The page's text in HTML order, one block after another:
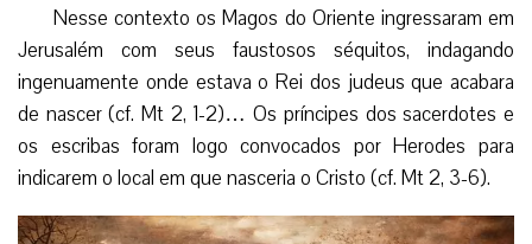
Nesse contexto os Magos do Oriente ingressaram em
Jerusalém com seus faustosos séquitos, indagando
ingenuamente onde estava o Rei dos judeus que acabara
de nascer (cf. Mt 2, 1-2)… Os príncipes dos sacerdotes e
os escribas foram logo convocados por Herodes para
indicarem o local em que nasceria o Cristo (cf. Mt 2, 3-6).